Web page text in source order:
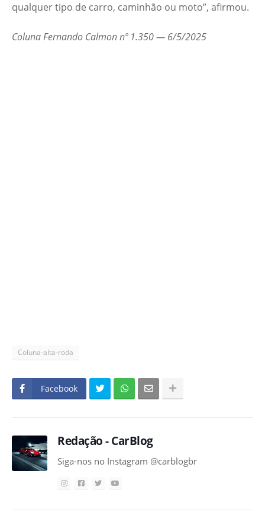
qualquer tipo de carro, caminhão ou moto”, afirmou.
Coluna Fernando Calmon nº 1.350 — 6/5/2025
Coluna-alta-roda
Facebook
Redação - CarBlog
Siga-nos no Instagram @carblogbr